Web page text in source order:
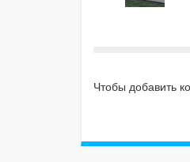
Чтобы добавить